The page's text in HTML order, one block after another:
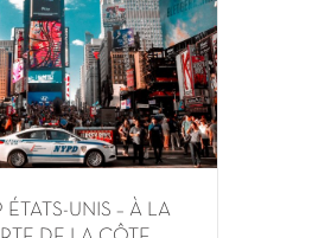
ÉTATS-UNIS – À LA